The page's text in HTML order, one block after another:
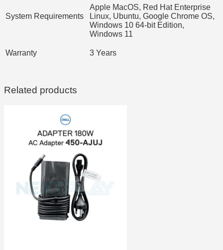
System Requirements
Apple MacOS, Red Hat Enterprise
Linux, Ubuntu, Google Chrome OS,
Windows 10 64-bit Edition,
Windows 11
Warranty 3 Years
Related products